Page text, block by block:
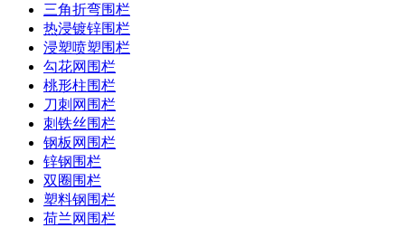
三角折弯围栏
热浸镀锌围栏
浸塑喷塑围栏
勾花网围栏
桃形柱围栏
刀刺网围栏
刺铁丝围栏
钢板网围栏
锌钢围栏
双圈围栏
塑料钢围栏
荷兰网围栏